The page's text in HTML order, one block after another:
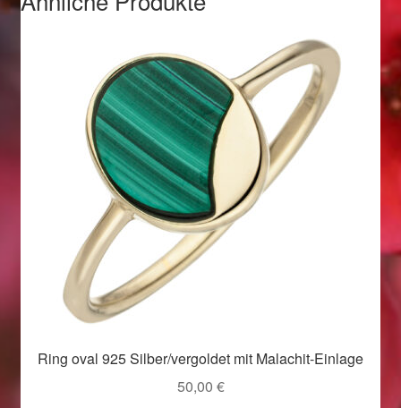
Valentinstag Geschenke
Vertrag widerrufen
Weihnachtsangebote 2015
Weihnachtsangebote 2016
Weihnachtsangebote 2018
Ring oval 925 Silber/vergoldet mit Malachit-Einlage
50,00 €